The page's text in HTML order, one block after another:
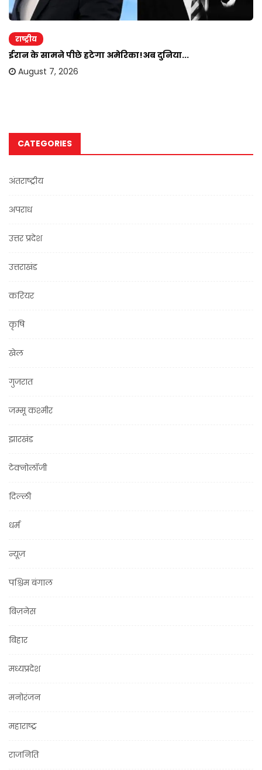
राष्ट्रीय
ईरान के सामने पीछे हटेगा अमेरिका!अब दुनिया...
August 7, 2026
CATEGORIES
अंतराष्ट्रीय
अपराध
उत्तर प्रदेश
उत्तराखंड
करियर
कृषि
खेल
गुजरात
जम्मू कश्मीर
झारखंड
टेक्नोलॉजी
दिल्ली
धर्म
न्यूज़
पश्चिम बंगाल
बिज़नेस
बिहार
मध्यप्रदेश
मनोरंजन
महाराष्ट्र
राजनिति